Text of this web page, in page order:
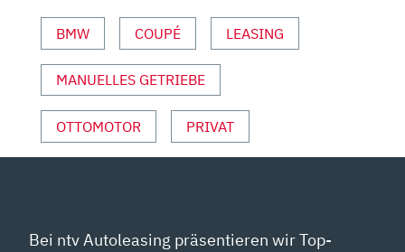
MOTOR
UND
SPORT“
VON
ANZEIGEN
BMW COUPÉ LEASING
MANUELLES GETRIEBE
OTTOMOTOR PRIVAT
Bei ntv Autoleasing präsentieren wir Top-